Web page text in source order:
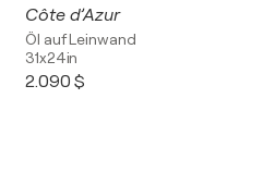
Côte d’Azur
Öl auf Leinwand
31x24in
2.090 $